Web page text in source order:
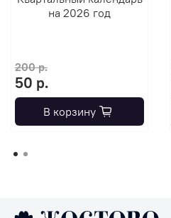
на 2026 год
200 р.
50 р.
В корзину